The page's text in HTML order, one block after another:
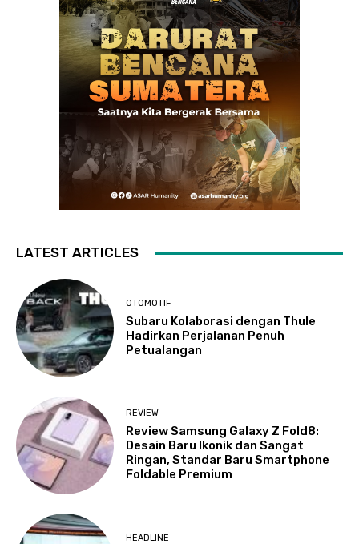
LATEST ARTICLES
OTOMOTIF
Subaru Kolaborasi dengan Thule
Hadirkan Perjalanan Penuh
Petualangan
REVIEW
Review Samsung Galaxy Z Fold8:
Desain Baru Ikonik dan Sangat
Ringan, Standar Baru Smartphone
Foldable Premium
HEADLINE